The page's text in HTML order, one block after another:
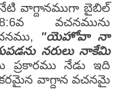
వాగ్దానముగా బైబిల్
వచనమును
"యెహోవా నా
నరులు నాకేమి
ప్రకారము నేడు ఇది
వాగ్దాన వచనమై